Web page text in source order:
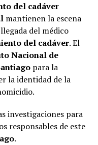
del cadáver
mantienen la escena
del médico
del cadáver. El
Nacional de
para la
la identidad de la
investigaciones para
responsables de este
.